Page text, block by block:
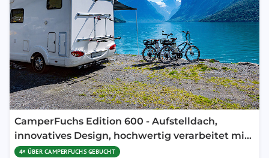
dates.
dates.
CamperFuchs Edition 600 - Aufstelldach,
innovatives Design, hochwertig verarbeitet mit
vielen Extras
4× ÜBER CAMPERFUCHS GEBUCHT